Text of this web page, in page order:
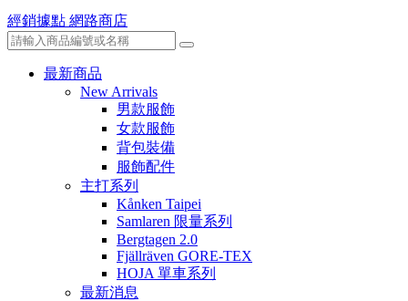
經銷據點 網路商店
最新商品
New Arrivals
男款服飾
女款服飾
背包裝備
服飾配件
主打系列
Kånken Taipei
Samlaren 限量系列
Bergtagen 2.0
Fjällräven GORE-TEX
HOJA 單車系列
最新消息